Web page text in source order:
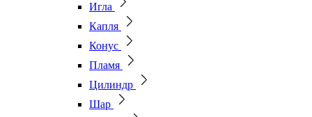
Игла
Капля
Конус
Пламя
Цилиндр
Шар